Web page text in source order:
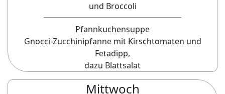
und Broccoli
Pfannkuchensuppe
Gnocci-Zucchinipfanne mit Kirschtomaten und
Fetadipp,
dazu Blattsalat
Mittwoch